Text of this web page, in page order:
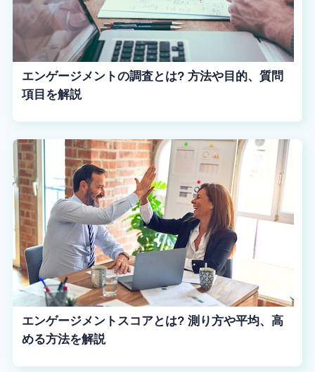
エンゲージメントの調査とは? 方法や目的、質問
項目を解説
エンゲージメントスコアとは? 測り方や平均、高
める方法を解説